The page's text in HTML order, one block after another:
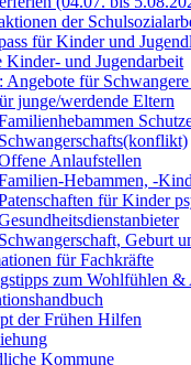
der
für Kinder und
Kinder- und Jugendarbeit
Angebote für
junge/werdende Eltern
Schwangerschafts(konflikt)
Anlaufstellen
Hebammen, -
für Kinder
Schwangerschaft, Geburt
für Fachkräfte
zum Wohlfühlen &
der Frühen Hilfen
Kommune